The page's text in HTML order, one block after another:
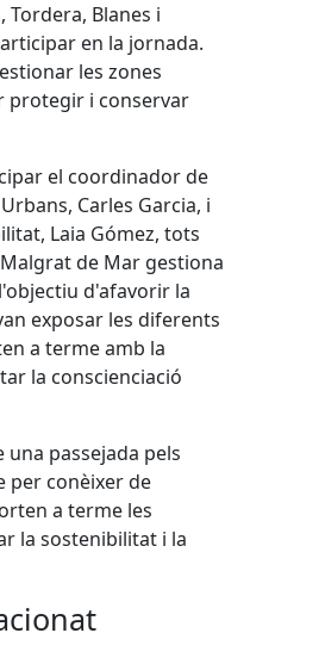
Tordera, Blanes i
en la jornada.
les zones
protegir i conservar
el coordinador de
Carles Garcia, i
Laia Gómez, tots
de Mar gestiona
d'afavorir la
exposar les diferents
a terme amb la
la conscienciació
una passejada pels
per conèixer de
a terme les
la sostenibilitat i la